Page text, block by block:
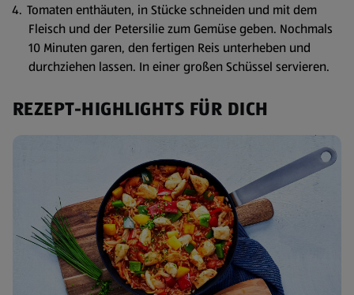
Tomaten enthäuten, in Stücke schneiden und mit dem
Fleisch und der Petersilie zum Gemüse geben. Nochmals
10 Minuten garen, den fertigen Reis unterheben und
durchziehen lassen. In einer großen Schüssel servieren.
REZEPT-HIGHLIGHTS FÜR DICH